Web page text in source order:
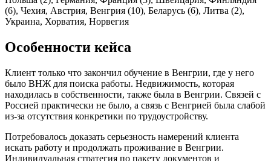
(6), Чехия, Австрия, Венгрия (10), Беларусь (6), Литва (2),
Украина, Хорватия, Норвегия
Особенности кейса
Клиент только что закончил обучение в Венгрии, где у него
было ВНЖ для поиска работы. Недвижимость, которая
находилась в собственности, также была в Венгрии. Связей с
Россией практически не было, а связь с Венгрией была слабой
из-за отсутствия конкретики по трудоустройству.
Потребовалось доказать серьезность намерений клиента
искать работу и продолжать проживание в Венгрии.
Индивидуальная стратегия по пакету документов и